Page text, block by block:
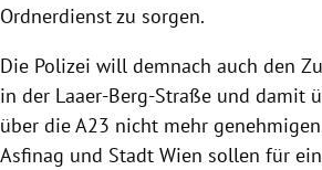
Ordnerdienst zu sorgen.
Die Polizei will demnach auch den
in der Laaer-Berg-Straße und damit
über die A23 nicht mehr
Asfinag und Stadt Wien sollen für